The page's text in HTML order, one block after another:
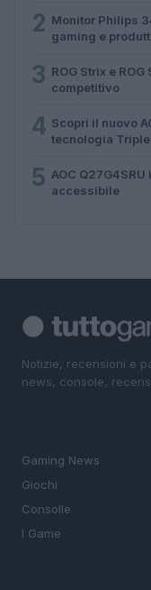
2 Monitor Philips
gaming e
3 ROG Strix e
competitivo
4 Scopri il nuovo
tecnologia Triple
5 AOC
accessibile
Notizie, recensioni e
news, console,
Gaming News
Giochi
Consolle
I Game